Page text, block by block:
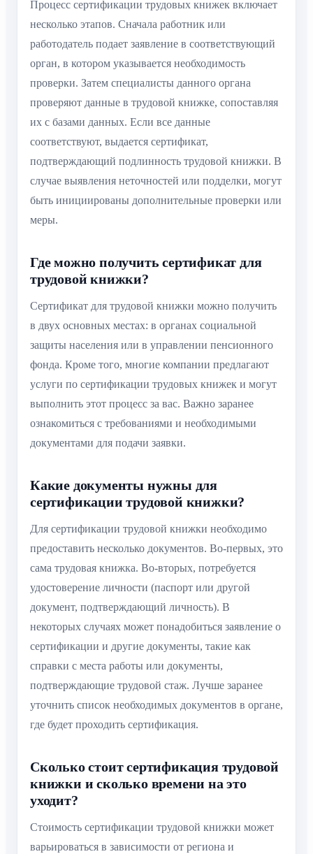
Процесс сертификации трудовых книжек включает
несколько этапов. Сначала работник или
работодатель подает заявление в соответствующий
орган, в котором указывается необходимость
проверки. Затем специалисты данного органа
проверяют данные в трудовой книжке, сопоставляя
их с базами данных. Если все данные
соответствуют, выдается сертификат,
подтверждающий подлинность трудовой книжки. В
случае выявления неточностей или подделки, могут
быть инициированы дополнительные проверки или
меры.
Где можно получить сертификат для
трудовой книжки?
Сертификат для трудовой книжки можно получить
в двух основных местах: в органах социальной
защиты населения или в управлении пенсионного
фонда. Кроме того, многие компании предлагают
услуги по сертификации трудовых книжек и могут
выполнить этот процесс за вас. Важно заранее
ознакомиться с требованиями и необходимыми
документами для подачи заявки.
Какие документы нужны для
сертификации трудовой книжки?
Для сертификации трудовой книжки необходимо
предоставить несколько документов. Во-первых, это
сама трудовая книжка. Во-вторых, потребуется
удостоверение личности (паспорт или другой
документ, подтверждающий личность). В
некоторых случаях может понадобиться заявление о
сертификации и другие документы, такие как
справки с места работы или документы,
подтверждающие трудовой стаж. Лучше заранее
уточнить список необходимых документов в органе,
где будет проходить сертификация.
Сколько стоит сертификация трудовой
книжки и сколько времени на это
уходит?
Стоимость сертификации трудовой книжки может
варьироваться в зависимости от региона и